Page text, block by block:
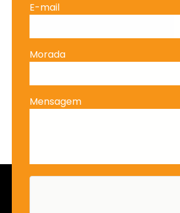
E-mail
Morada
Mensagem